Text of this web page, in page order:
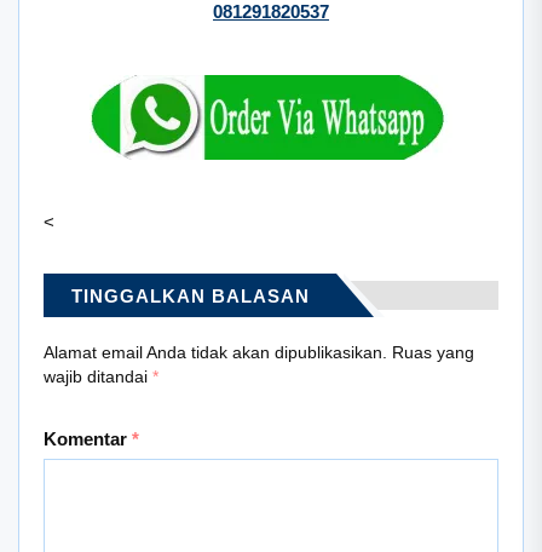
081291820537
<
TINGGALKAN BALASAN
Alamat email Anda tidak akan dipublikasikan. Ruas yang
wajib ditandai *
Komentar *